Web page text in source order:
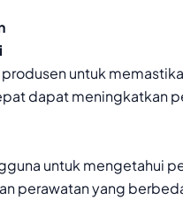
untuk
dapat meningkatkan
untuk mengetahui
perawatan yang